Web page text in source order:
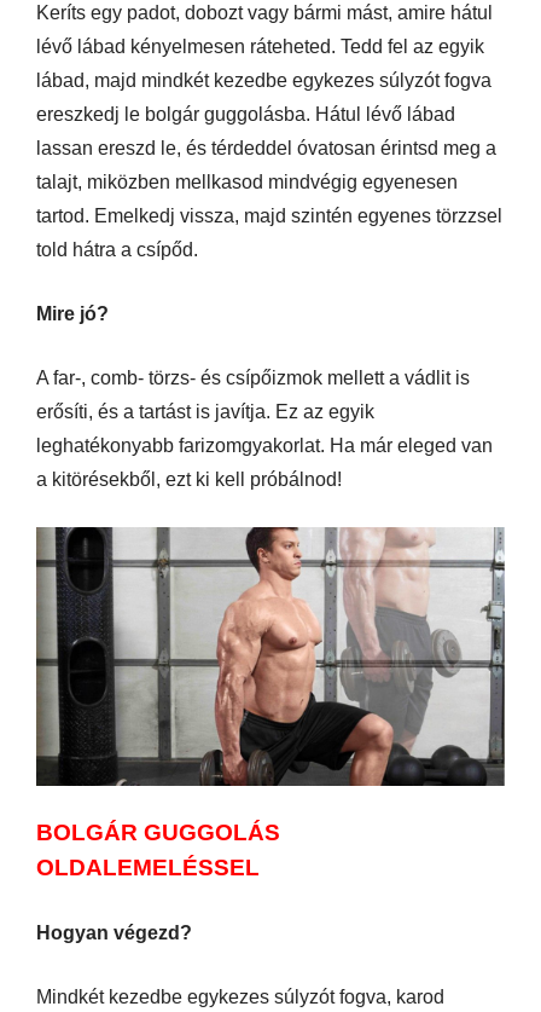
Keríts egy padot, dobozt vagy bármi mást, amire hátul
lévő lábad kényelmesen ráteheted. Tedd fel az egyik
lábad, majd mindkét kezedbe egykezes súlyzót fogva
ereszkedj le bolgár guggolásba. Hátul lévő lábad
lassan ereszd le, és térdeddel óvatosan érintsd meg a
talajt, miközben mellkasod mindvégig egyenesen
tartod. Emelkedj vissza, majd szintén egyenes törzzsel
told hátra a csípőd.
Mire jó?
A far-, comb- törzs- és csípőizmok mellett a vádlit is
erősíti, és a tartást is javítja. Ez az egyik
leghatékonyabb farizomgyakorlat. Ha már eleged van
a kitörésekből, ezt ki kell próbálnod!
BOLGÁR GUGGOLÁS
OLDALEMELÉSSEL
Hogyan végezd?
Mindkét kezedbe egykezes súlyzót fogva, karod